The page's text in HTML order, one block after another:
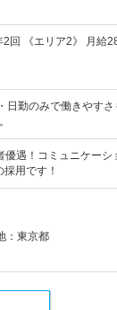
回 《エリア2》 月給
日勤のみで働きや
優遇！コミュニケー
用です！
：東京都